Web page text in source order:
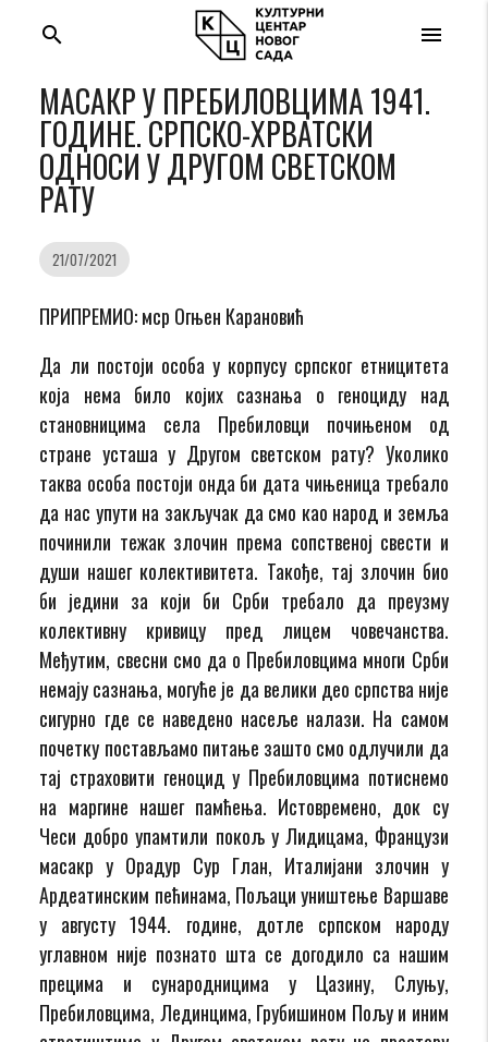
menu
search
МАСАКР У ПРЕБИЛОВЦИМА 1941.
ГОДИНЕ. СРПСКО-ХРВАТСКИ
ОДНОСИ У ДРУГОМ СВЕТСКОМ
РАТУ
21/07/2021
ПРИПРЕМИО: мср Огњен Карановић
Да ли постоји особа у корпусу српског етницитета
која нема било којих сазнања о геноциду над
становницима села Пребиловци почињеном од
стране усташа у Другом светском рату? Уколико
таква особа постоји онда би дата чињеница требало
да нас упути на закључак да смо као народ и земља
починили тежак злочин према сопственој свести и
души нашег колективитета. Такође, тај злочин био
би једини за који би Срби требало да преузму
колективну кривицу пред лицем човечанства.
Међутим, свесни смо да о Пребиловцима многи Срби
немају сазнања, могуће је да велики део српства није
сигурно где се наведено насеље налази. На самом
почетку постављамо питање зашто смо одлучили да
тај страховити геноцид у Пребиловцима потиснемо
на маргине нашег памћења. Истовремено, док су
Чеси добро упамтили покољ у Лидицама, Французи
масакр у Орадур Сур Глан, Италијани злочин у
Ардеатинским пећинама, Пољаци уништење Варшаве
у августу 1944. године, дотле српском народу
углавном није познато шта се догодило са нашим
прецима и сународницима у Цазину, Слуњу,
Пребиловцима, Лединцима, Грубишином Пољу и иним